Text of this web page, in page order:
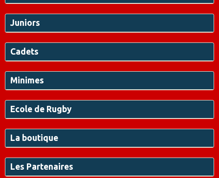
Juniors
Cadets
Minimes
Ecole de Rugby
La boutique
Les Partenaires